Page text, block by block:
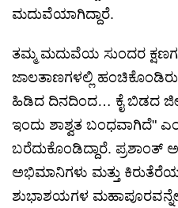
ಮದುವೆಯಾಗಿದ್ದಾರೆ.
ತಮ್ಮ ಮದುವೆಯ ಸುಂದರ
ಜಾಲತಾಣಗಳಲ್ಲಿ
ಹಿಡಿದ ದಿನದಿಂದ… ಕೈ ಬಿಡದ
ಇಂದು ಶಾಶ್ವತ ಬಂಧವಾಗಿದೆ"
ಬರೆದುಕೊಂಡಿದ್ದಾರೆ.
ಅಭಿಮಾನಿಗಳು ಮತ್ತು
ಶುಭಾಶಯಗಳ ಮಹಾಪೂರವನ್ನೇ